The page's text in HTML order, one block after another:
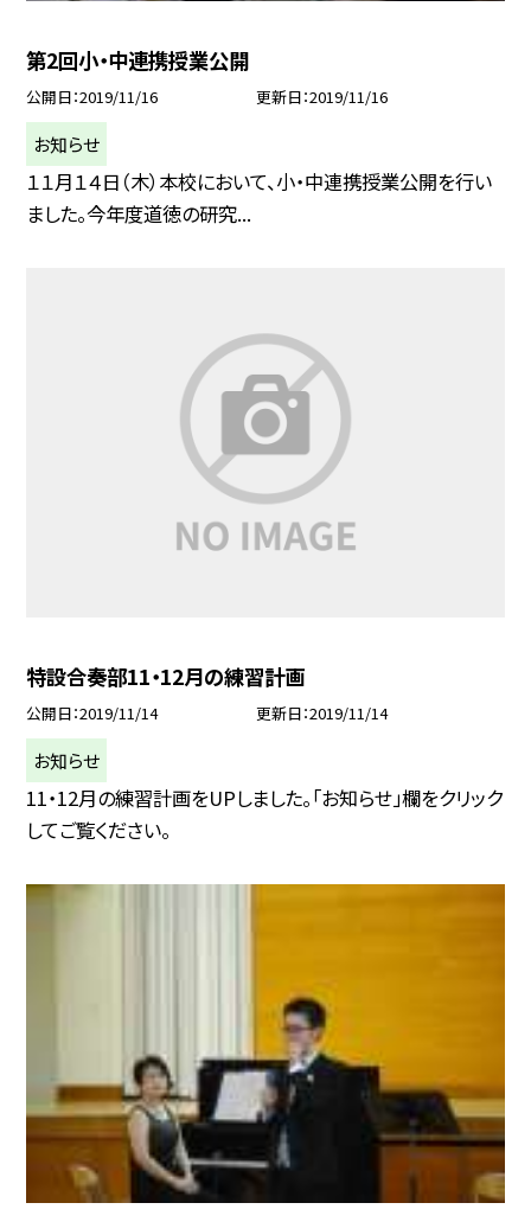
第2回小・中連携授業公開
公開日 2019/11/16 更新日 2019/11/16
お知らせ
１１月１４日（木）本校において、小・中連携授業公開を行い
ました。今年度道徳の研究...
特設合奏部11・12月の練習計画
公開日 2019/11/14 更新日 2019/11/14
お知らせ
11・12月の練習計画をUPしました。「お知らせ」欄をクリック
してご覧ください。